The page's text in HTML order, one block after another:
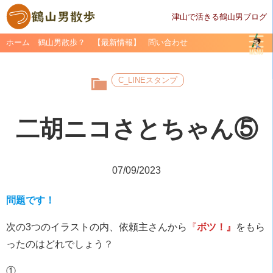
津山で活きる鶴山男ブログ
ホーム 鶴山男散歩？ 【最新情報】 問い合わせ
C_LINEスタンプ
二胡ニコさとちゃん⑤
07/09/2023
問題です！
次の3つのイラストの内、依頼主さんから 『ボツ！』
をもら
ったのはどれでしょう？